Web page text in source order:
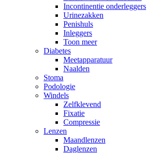
Incontinentie onderleggers
Urinezakken
Penishuls
Inleggers
Toon meer
Diabetes
Meetapparatuur
Naalden
Stoma
Podologie
Windels
Zelfklevend
Fixatie
Compressie
Lenzen
Maandlenzen
Daglenzen